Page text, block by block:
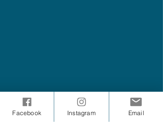
Facebook Instagram Email